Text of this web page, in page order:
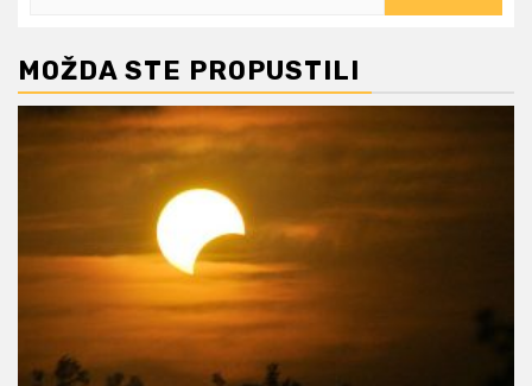
MOŽDA STE PROPUSTILI